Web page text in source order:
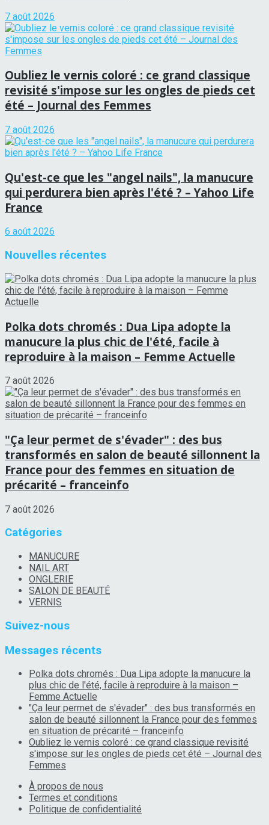
7 août 2026
Oubliez le vernis coloré : ce grand classique
revisité s'impose sur les ongles de pieds cet
été – Journal des Femmes
7 août 2026
Qu'est-ce que les "angel nails", la manucure
qui perdurera bien après l'été ? – Yahoo Life
France
6 août 2026
Nouvelles récentes
Polka dots chromés : Dua Lipa adopte la
manucure la plus chic de l'été, facile à
reproduire à la maison – Femme Actuelle
7 août 2026
"Ça leur permet de s'évader" : des bus
transformés en salon de beauté sillonnent la
France pour des femmes en situation de
précarité – franceinfo
7 août 2026
Catégories
MANUCURE
NAIL ART
ONGLERIE
SALON DE BEAUTÉ
VERNIS
Suivez-nous
Messages récents
Polka dots chromés : Dua Lipa adopte la manucure la
plus chic de l'été, facile à reproduire à la maison –
Femme Actuelle
"Ça leur permet de s'évader" : des bus transformés en
salon de beauté sillonnent la France pour des femmes
en situation de précarité – franceinfo
Oubliez le vernis coloré : ce grand classique revisité
s'impose sur les ongles de pieds cet été – Journal des
Femmes
À propos de nous
Termes et conditions
Politique de confidentialité